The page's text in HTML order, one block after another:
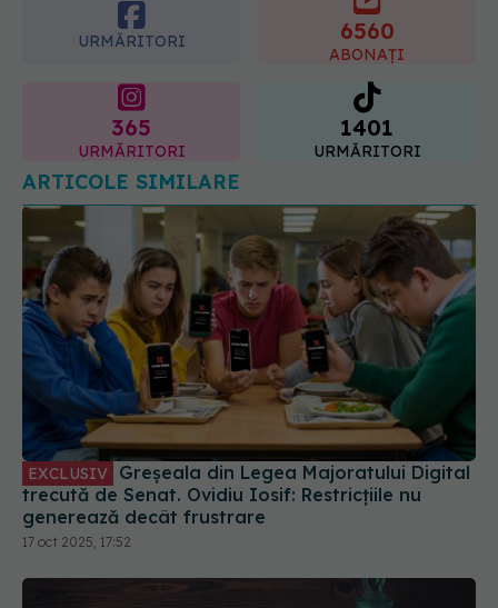
365
URMĂRITORI
1401
URMĂRITORI
EXCLUSIV
trecută de Senat. Ovidiu Iosif: Restricțiile nu
generează decât frustrare
17 oct 2025, 17:52